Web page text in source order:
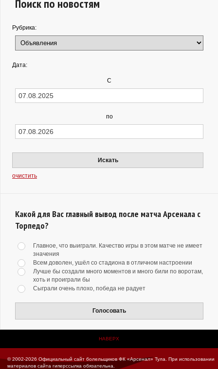
Поиск по новостям
Рубрика:
Дата:
С
по
Искать
очистить
Какой для Вас главный вывод после матча Арсенала с
Торпедо?
Главное, что выиграли. Качество игры в этом матче не имеет
значения
Всем доволен, ушёл со стадиона в отличном настроении
Лучше бы создали много моментов и много били по воротам,
хоть и проиграли бы
Сыграли очень плохо, победа не радует
Голосовать
НАВЕРХ
© 2002-2026 Официальный сайт болельщиков ФК «Арсенал» Тула.
При использовании
материалов сайта гиперссылка обязательна.